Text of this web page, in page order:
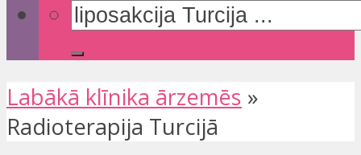
Labākā klīnika ārzemēs »
Radioterapija Turcijā